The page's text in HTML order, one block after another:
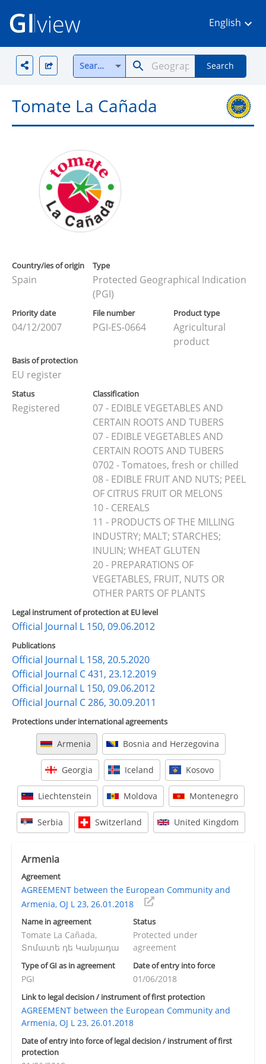
English
Search all Search
Tomate La Cañada
Country/ies of origin
Spain
Type
Protected Geographical Indication
(PGI)
Priority date
04/12/2007
File number
PGI-ES-0664
Product type
Agricultural
product
Basis of protection
EU register
Status
Registered
Classification
07 - EDIBLE VEGETABLES AND
CERTAIN ROOTS AND TUBERS
07 - EDIBLE VEGETABLES AND
CERTAIN ROOTS AND TUBERS
0702 - Tomatoes, fresh or chilled
08 - EDIBLE FRUIT AND NUTS; PEEL
OF CITRUS FRUIT OR MELONS
10 - CEREALS
11 - PRODUCTS OF THE MILLING
INDUSTRY; MALT; STARCHES;
INULIN; WHEAT GLUTEN
20 - PREPARATIONS OF
VEGETABLES, FRUIT, NUTS OR
OTHER PARTS OF PLANTS
Legal instrument of protection at EU level
Official Journal L 150, 09.06.2012
Publications
Official Journal L 158, 20.5.2020
Official Journal C 431, 23.12.2019
Official Journal L 150, 09.06.2012
Official Journal C 286, 30.09.2011
Protections under international agreements
Armenia Bosnia and Herzegovina
Georgia Iceland Kosovo
Liechtenstein Moldova Montenegro
Serbia Switzerland United Kingdom
Armenia
Agreement
AGREEMENT between the European Community and
Armenia, OJ L 23, 26.01.2018
Name in agreement
Tomate La Cañada,
Տոմատե դե Կանյադա
Status
Protected under
agreement
Type of GI as in agreement
PGI
Date of entry into force
01/06/2018
Link to legal decision / instrument of first protection
AGREEMENT between the European Community and
Armenia, OJ L 23, 26.01.2018
Date of entry into force of legal decision / instrument of first
protection